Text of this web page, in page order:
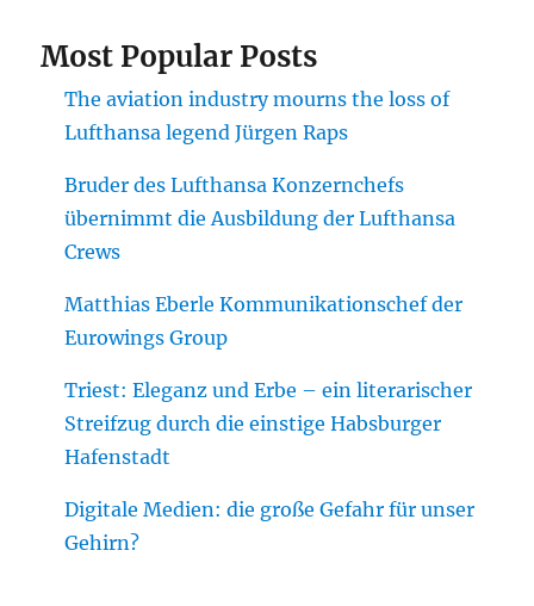
Most Popular Posts
The aviation industry mourns the loss of
Lufthansa legend Jürgen Raps
Bruder des Lufthansa Konzernchefs
übernimmt die Ausbildung der Lufthansa
Crews
Matthias Eberle Kommunikationschef der
Eurowings Group
Triest: Eleganz und Erbe – ein literarischer
Streifzug durch die einstige Habsburger
Hafenstadt
Digitale Medien: die große Gefahr für unser
Gehirn?